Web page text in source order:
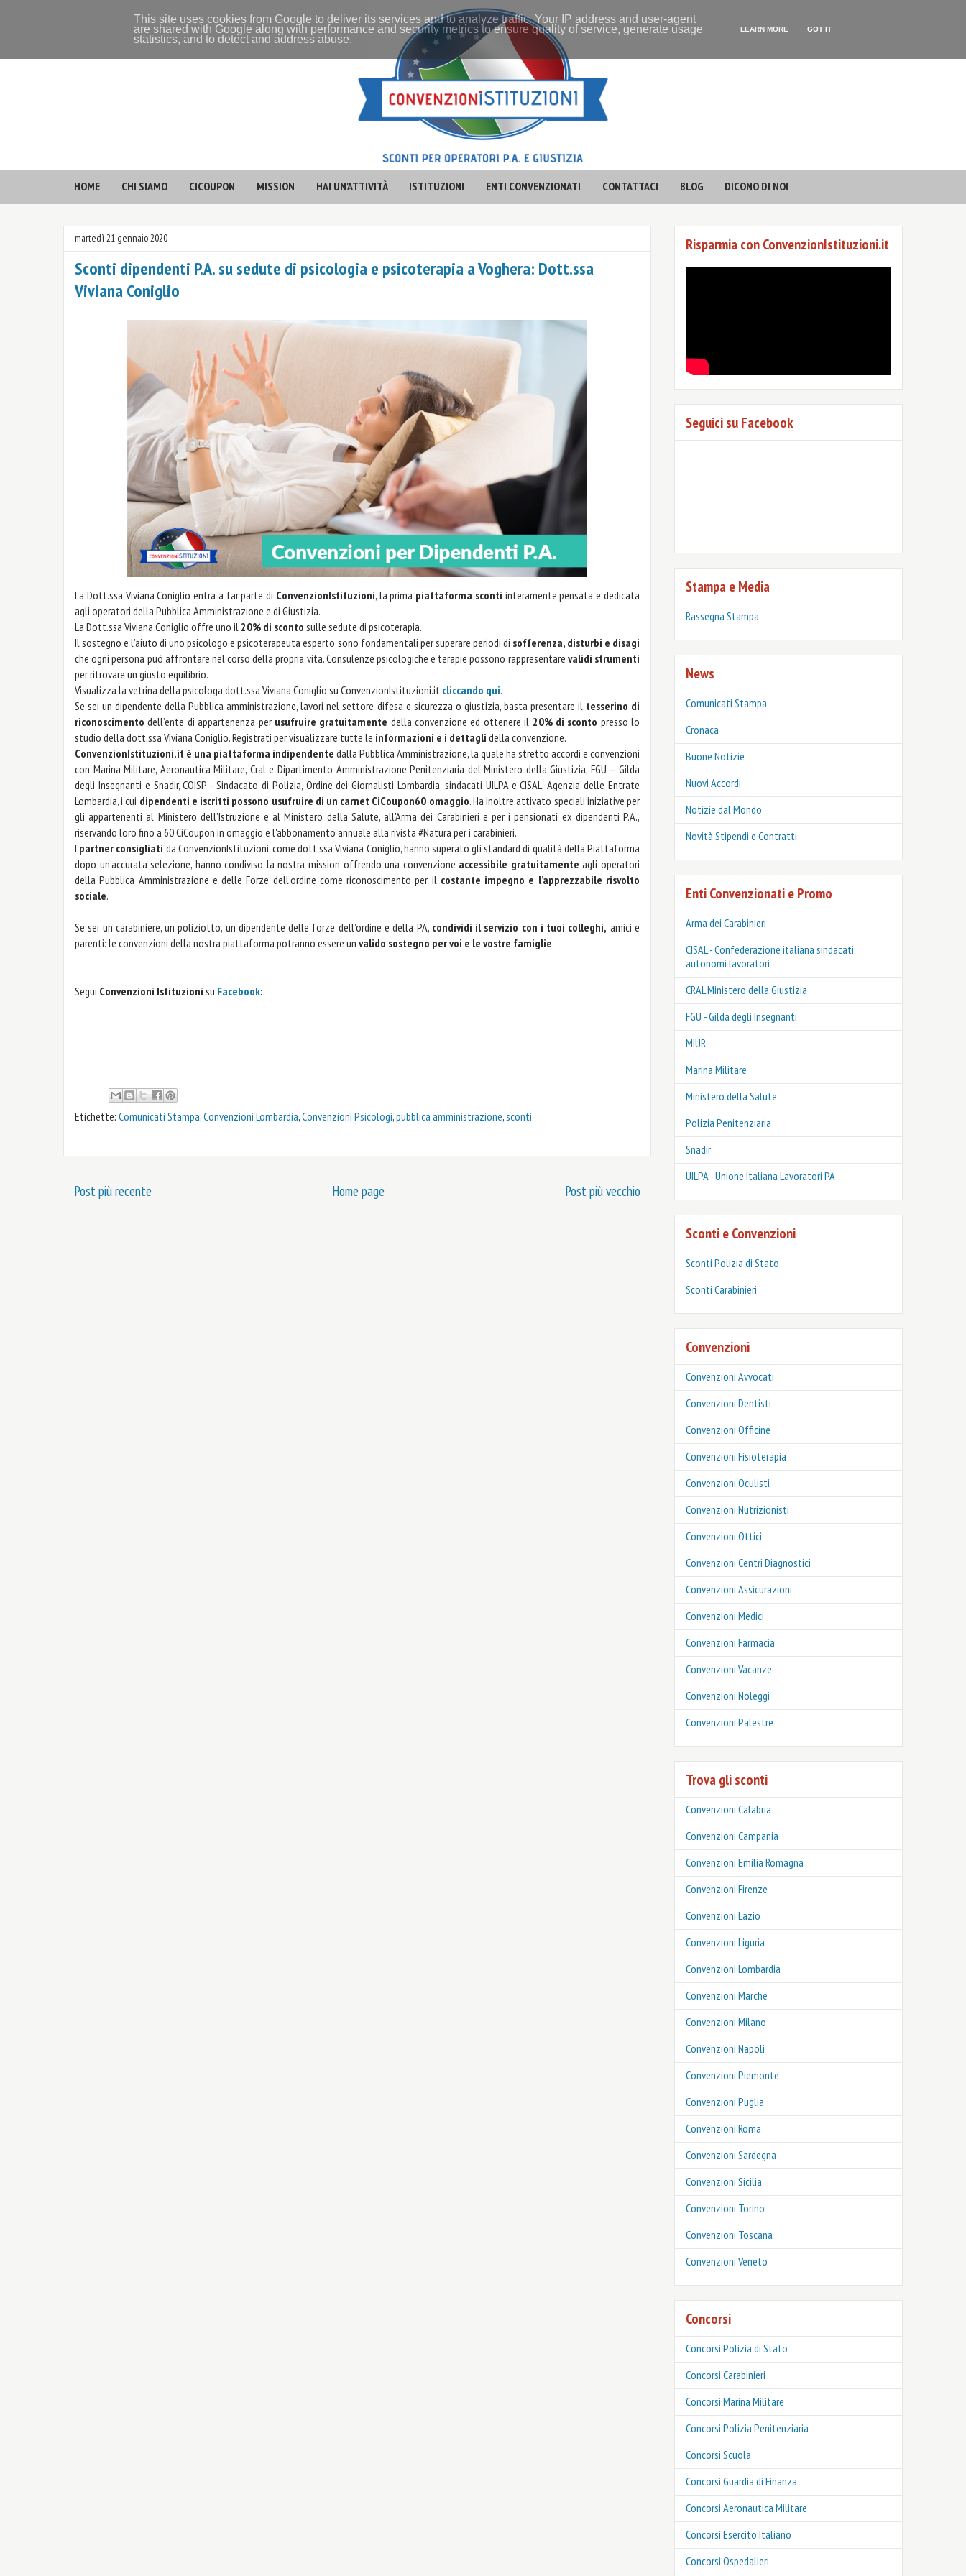
HOME CHI SIAMO CICOUPON MISSION HAI UN'ATTIVITÀ ISTITUZIONI ENTI CONVENZIONATI CONTATTACI BLOG DICONO DI NOI
martedì 21 gennaio 2020
Sconti dipendenti P.A. su sedute di psicologia e psicoterapia a Voghera: Dott.ssa
Viviana Coniglio
La Dott.ssa Viviana Coniglio entra a far parte di ConvenzionIstituzioni, la prima piattaforma sconti interamente pensata e dedicata
agli operatori della Pubblica Amministrazione e di Giustizia.
La Dott.ssa Viviana Coniglio offre uno il 20% di sconto sulle sedute di psicoterapia.
Il sostegno e l’aiuto di uno psicologo e psicoterapeuta esperto sono fondamentali per superare periodi di sofferenza, disturbi e disagi
che ogni persona può affrontare nel corso della propria vita. Consulenze psicologiche e terapie possono rappresentare validi strumenti
per ritrovare un giusto equilibrio.
Visualizza la vetrina della psicologa dott.ssa Viviana Coniglio su ConvenzionIstituzioni.it cliccando qui.
Se sei un dipendente della Pubblica amministrazione, lavori nel settore difesa e sicurezza o giustizia, basta presentare il tesserino di
riconoscimentodell’ente di appartenenza per usufruire gratuitamente della convenzione ed ottenere il 20% di sconto presso lo
studio della dott.ssa Viviana Coniglio. Registrati per visualizzare tutte le informazioni e i dettagli della convenzione.
ConvenzionIstituzioni.it è una piattaforma indipendente dalla Pubblica Amministrazione, la quale ha stretto accordi e convenzioni
con Marina Militare, Aeronautica Militare, Cral e Dipartimento Amministrazione Penitenziaria del Ministero della Giustizia, FGU – Gilda
degli Insegnanti e Snadir, COISP - Sindacato di Polizia, Ordine dei Giornalisti Lombardia, sindacati UILPA e CISAL, Agenzia delle Entrate
Lombardia, i cui dipendenti e iscritti possono usufruire di un carnet CiCoupon60 omaggio. Ha inoltre attivato speciali iniziative per
gli appartenenti al Ministero dell’Istruzione e al Ministero della Salute, all'Arma dei Carabinieri e per i pensionati ex dipendenti P.A.,
riservando loro fino a 60 CiCoupon in omaggio e l'abbonamento annuale alla rivista #Natura per i carabinieri.
I partner consigliati da ConvenzionIstituzioni, come dott.ssa Viviana Coniglio, hanno superato gli standard di qualità della Piattaforma
dopo un’accurata selezione, hanno condiviso la nostra mission offrendo una convenzione accessibile gratuitamente agli operatori
della Pubblica Amministrazione e delle Forze dell’ordine come riconoscimento per il costante impegno e l’apprezzabile risvolto
sociale.
Se sei un carabiniere, un poliziotto, un dipendente delle forze dell’ordine e della PA, condividi il servizio con i tuoi colleghi, amici e
parenti: le convenzioni della nostra piattaforma potranno essere un valido sostegno per voi e le vostre famiglie.
Segui Convenzioni Istituzioni su Facebook:
Etichette: Comunicati Stampa,Convenzioni Lombardia,Convenzioni Psicologi,pubblica amministrazione,sconti
Post più recente Post più vecchio
Home page
Risparmia con ConvenzionIstituzioni.it
Seguici su Facebook
Stampa e Media
Rassegna Stampa
News
Comunicati Stampa
Cronaca
Buone Notizie
Nuovi Accordi
Notizie dal Mondo
Novità Stipendi e Contratti
Enti Convenzionati e Promo
Arma dei Carabinieri
CISAL - Confederazione italiana sindacati
autonomi lavoratori
CRAL Ministero della Giustizia
FGU - Gilda degli Insegnanti
MIUR
Marina Militare
Ministero della Salute
Polizia Penitenziaria
Snadir
UILPA - Unione Italiana Lavoratori PA
Sconti e Convenzioni
Sconti Polizia di Stato
‎Sconti Carabinieri
Convenzioni
Convenzioni Avvocati
Convenzioni Dentisti
Convenzioni Officine
Convenzioni Fisioterapia
Convenzioni Oculisti
Convenzioni Nutrizionisti
Convenzioni Ottici
Convenzioni Centri Diagnostici
Convenzioni Assicurazioni
Convenzioni Medici
Convenzioni Farmacia
Convenzioni Vacanze
Convenzioni Noleggi
Convenzioni Palestre
Trova gli sconti
Convenzioni Calabria
Convenzioni Campania
Convenzioni Emilia Romagna
Convenzioni Firenze
Convenzioni Lazio
Convenzioni Liguria
Convenzioni Lombardia
Convenzioni Marche
Convenzioni Milano
Convenzioni Napoli
Convenzioni Piemonte
Convenzioni Puglia
Convenzioni Roma
Convenzioni Sardegna
Convenzioni Sicilia
Convenzioni Torino
Convenzioni Toscana
Convenzioni Veneto
Concorsi
Concorsi Polizia di Stato
Concorsi Carabinieri
Concorsi Marina Militare
Concorsi Polizia Penitenziaria
Concorsi Scuola
Concorsi Guardia di Finanza
Concorsi Aeronautica Militare
Concorsi Esercito Italiano
Concorsi Ospedalieri
This site uses cookies from Google to deliver its services and to analyze traffic. Your IP address and user-agent
are shared with Google along with performance and security metrics to ensure quality of service, generate usage
statistics, and to detect and address abuse.
LEARN MORE GOT IT